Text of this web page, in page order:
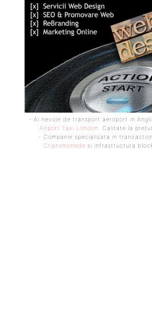
- Ai nevoie de transport aeroport in
Airport Taxi London. Calitate la
- Companie specializata in
Criptomonede si infrastructura